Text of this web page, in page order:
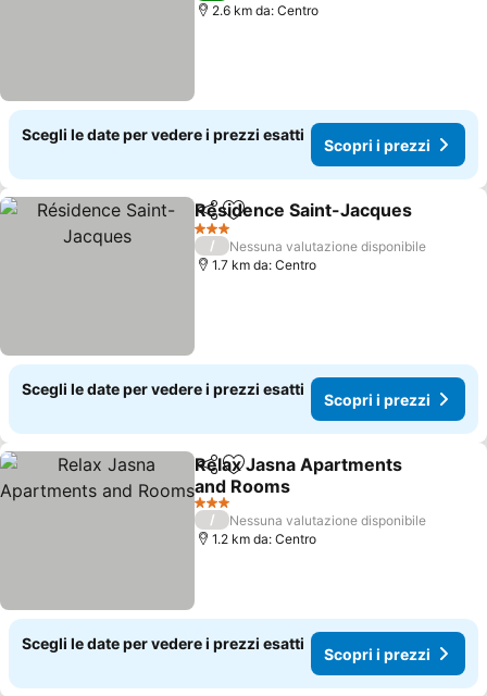
2.6 km da: Centro
Scegli le date per vedere i prezzi esatti
Scopri i prezzi
CondividiAggiungi ai preferiti
Résidence Saint-Jacques
3 Stelle
/
Nessuna valutazione disponibile
1.7 km da: Centro
Scegli le date per vedere i prezzi esatti
Scopri i prezzi
CondividiAggiungi ai preferiti
Relax Jasna Apartments
and Rooms
3 Stelle
/
Nessuna valutazione disponibile
1.2 km da: Centro
Scegli le date per vedere i prezzi esatti
Scopri i prezzi